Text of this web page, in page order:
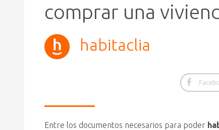
comprar una
habitaclia
Entre los documentos necesarios para poder